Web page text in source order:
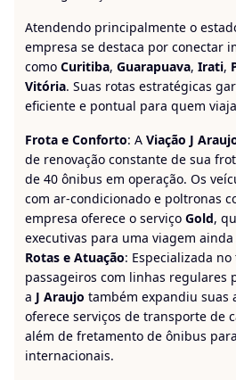
Atendendo principalmente o
empresa se destaca por conectar
como Curitiba, Guarapuava, Irati,
Vitória. Suas rotas estratégicas
eficiente e pontual para quem
Frota e Conforto: A Viação J
de renovação constante de sua
de 40 ônibus em operação. Os
com ar-condicionado e poltronas
empresa oferece o serviço Gold,
executivas para uma viagem
Rotas e Atuação: Especializada
passageiros com linhas regulares
a J Araujo também expandiu suas
oferece serviços de transporte de
além de fretamento de ônibus
internacionais.